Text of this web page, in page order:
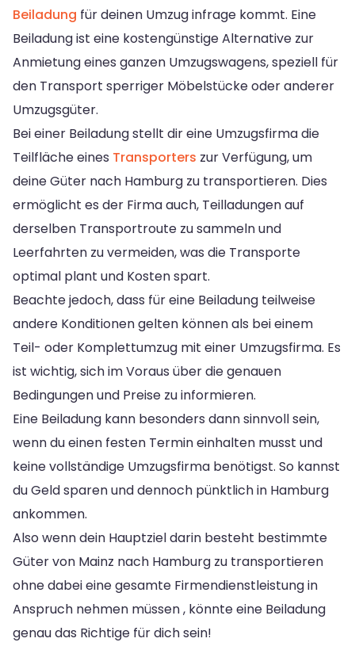
Beiladung für deinen Umzug infrage kommt. Eine
Beiladung ist eine kostengünstige Alternative zur
Anmietung eines ganzen Umzugswagens, speziell für
den Transport sperriger Möbelstücke oder anderer
Umzugsgüter.
Bei einer Beiladung stellt dir eine Umzugsfirma die
Teilfläche eines Transporters zur Verfügung, um
deine Güter nach Hamburg zu transportieren. Dies
ermöglicht es der Firma auch, Teilladungen auf
derselben Transportroute zu sammeln und
Leerfahrten zu vermeiden, was die Transporte
optimal plant und Kosten spart.
Beachte jedoch, dass für eine Beiladung teilweise
andere Konditionen gelten können als bei einem
Teil- oder Komplettumzug mit einer Umzugsfirma. Es
ist wichtig, sich im Voraus über die genauen
Bedingungen und Preise zu informieren.
Eine Beiladung kann besonders dann sinnvoll sein,
wenn du einen festen Termin einhalten musst und
keine vollständige Umzugsfirma benötigst. So kannst
du Geld sparen und dennoch pünktlich in Hamburg
ankommen.
Also wenn dein Hauptziel darin besteht bestimmte
Güter von Mainz nach Hamburg zu transportieren
ohne dabei eine gesamte Firmendienstleistung in
Anspruch nehmen müssen , könnte eine Beiladung
genau das Richtige für dich sein!